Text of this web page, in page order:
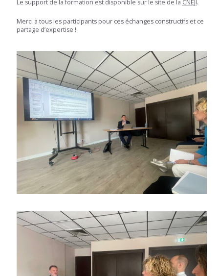
Le support de la formation est disponible sur le site de la CNEJI.
Merci à tous les participants pour ces échanges constructifs et ce
partage d’expertise !